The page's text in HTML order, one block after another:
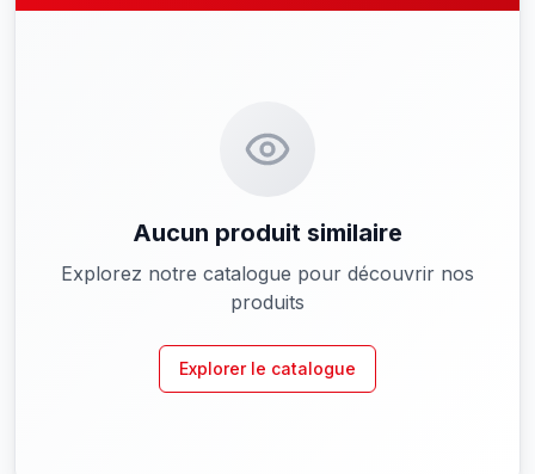
Aucun produit similaire
Explorez notre catalogue pour découvrir nos
produits
Explorer le catalogue